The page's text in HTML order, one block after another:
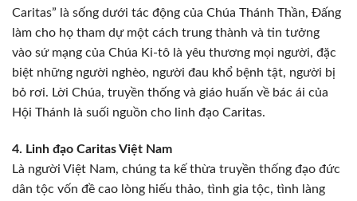
Caritas” là sống dưới tác động của Chúa Thánh Thần, Đấng
làm cho họ tham dự một cách trung thành và tin tưởng
vào sứ mạng của Chúa Ki-tô là yêu thương mọi người, đặc
biệt những người nghèo, người đau khổ bệnh tật, người bị
bỏ rơi. Lời Chúa, truyền thống và giáo huấn về bác ái của
Hội Thánh là suối nguồn cho linh đạo Caritas.
4. Linh đạo Caritas Việt Nam
Là người Việt Nam, chúng ta kế thừa truyền thống đạo đức
dân tộc vốn đề cao lòng hiếu thảo, tình gia tộc, tình làng